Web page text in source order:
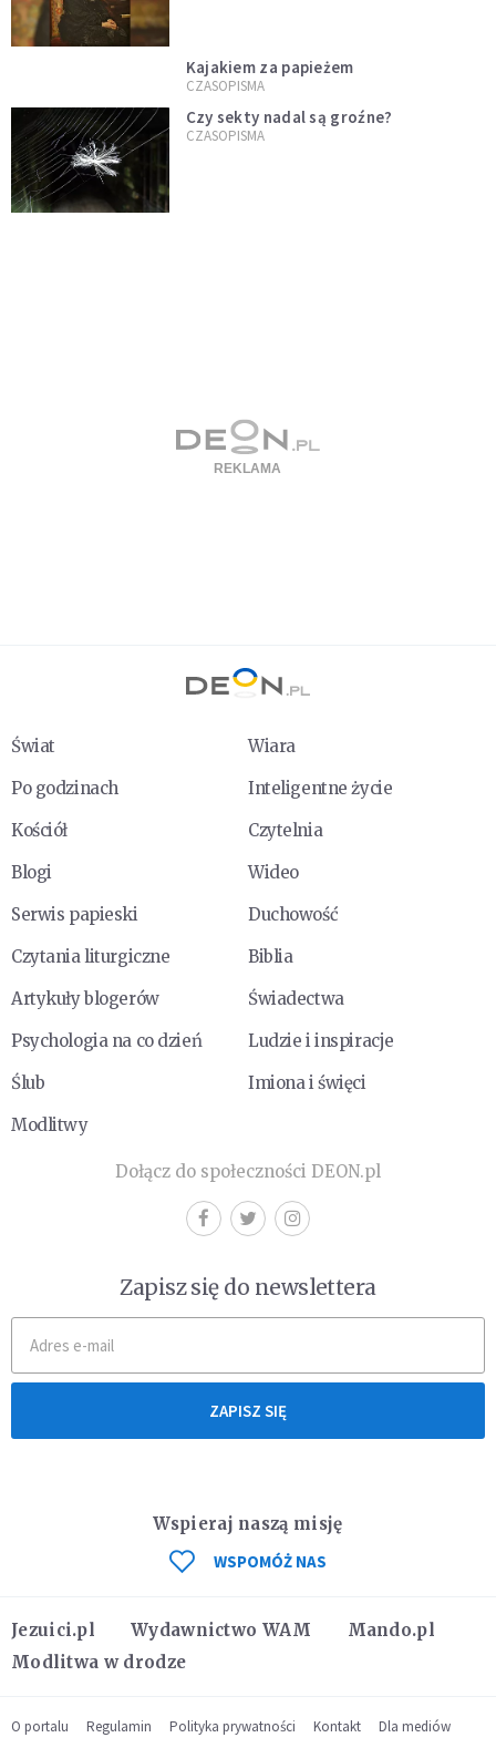
Kajakiem za papieżem
CZASOPISMA
Czy sekty nadal są groźne?
CZASOPISMA
Świat
Wiara
Po godzinach
Inteligentne życie
Kościół
Czytelnia
Blogi
Wideo
Serwis papieski
Duchowość
Czytania liturgiczne
Biblia
Artykuły blogerów
Świadectwa
Psychologia na co dzień
Ludzie i inspiracje
Ślub
Imiona i święci
Modlitwy
Dołącz do społeczności DEON.pl
Zapisz się do newslettera
ZAPISZ SIĘ
Jezuici.pl Wydawnictwo WAM
Mando.pl
Modlitwa w drodze
Wspieraj naszą misję
WSPOMÓŻ NAS
O portalu Regulamin Polityka prywatności Kontakt Dla mediów